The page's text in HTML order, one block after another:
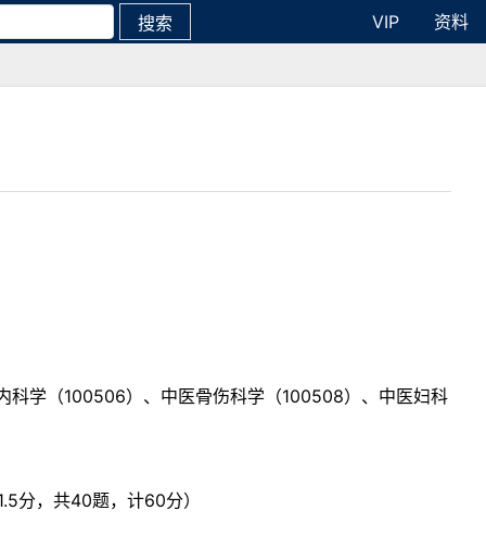
搜索 VIP
资料
学（100506）、中医骨伤科学（100508）、中医妇科
分，共40题，计60分）